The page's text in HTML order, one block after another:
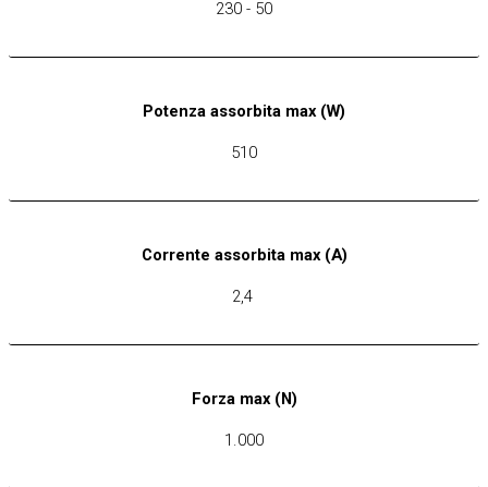
230 - 50
Potenza assorbita max (W)
510
Corrente assorbita max (A)
2,4
Forza max (N)
1.000